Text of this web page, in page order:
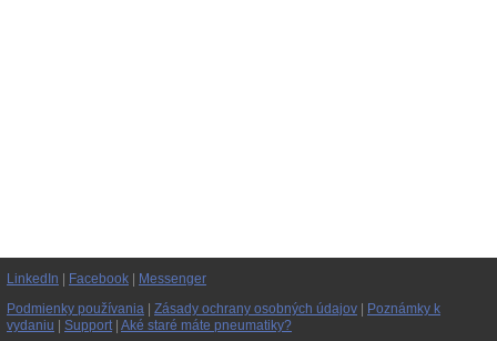
LinkedIn Facebook
Messenger
Podmienky používania
Zásady ochrany osobných údajov
Poznámky k
vydaniu
Support| Aké staré máte pneumatiky?